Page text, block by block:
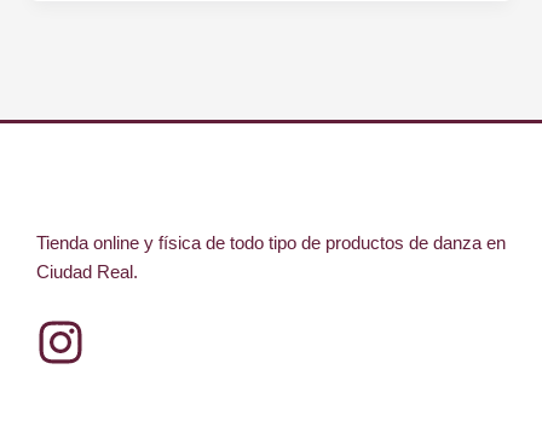
Tienda online y física de todo tipo de productos de danza en
Ciudad Real.
I